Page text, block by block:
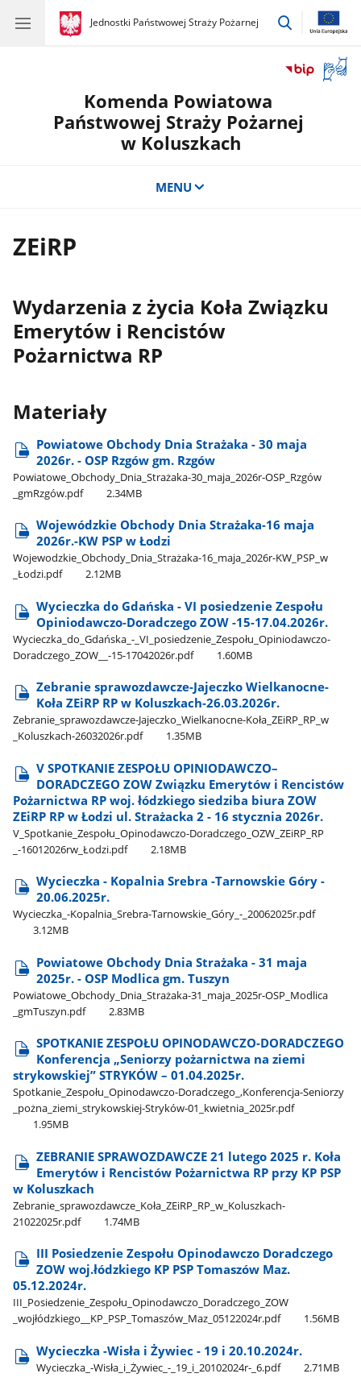
gov.pl
Jednostki Państwowej Straży Pożarnej
gov.pl
Jednostki
przejdź
okno
Komenda Powiatowa
Państwowej Straży Pożarnej
w Koluszkach
MENU
ZEiRP
Wydarzenia z życia Koła Związku
Emerytów i Rencistów
Pożarnictwa RP
Materiały
Powiatowe Obchody Dnia Strażaka - 30 maja
2026r. - OSP Rzgów gm. Rzgów
Powiatowe​_Obchody​_Dnia​_Strażaka-30​_maja​_2026r-OSP​_Rzgów​
_gmRzgów.pdf
2.34MB
Wojewódzkie Obchody Dnia Strażaka-16 maja
2026r.-KW PSP w Łodzi
Wojewodzkie​_Obchody​_Dnia​_Strażaka-16​_maja​_2026r-KW​_PSP​_w​
_Łodzi.pdf
2.12MB
Wycieczka do Gdańska - VI posiedzenie Zespołu
Opiniodawczo-Doradczego ZOW -15-17.04.2026r.
Wycieczka​_do​_Gdańska​_-​_VI​_posiedzenie​_Zespołu​_Opiniodawczo-
Doradczego​_ZOW​_​_-15-17042026r.pdf
1.60MB
Zebranie sprawozdawcze-Jajeczko Wielkanocne-
Koła ZEiRP RP w Koluszkach-26.03.2026r.
Zebranie​_sprawozdawcze-Jajeczko​_Wielkanocne-Koła​_ZEiRP​_RP​_w​
_Koluszkach-26032026r.pdf
1.35MB
V SPOTKANIE ZESPOŁU OPINIODAWCZO–
DORADCZEGO ZOW Związku Emerytów i Rencistów
Pożarnictwa RP woj. łódzkiego siedziba biura ZOW
ZEiRP RP w Łodzi ul. Strażacka 2 - 16 stycznia 2026r.
V​_Spotkanie​_Zespołu​_Opinodawczo-Doradczego​_OZW​_ZEiRP​_RP​
_-16012026rw​_Łodzi.pdf
2.18MB
Wycieczka - Kopalnia Srebra -Tarnowskie Góry -
20.06.2025r.
Wycieczka​_-Kopalnia​_Srebra-Tarnowskie​_Góry​_-​_20062025r.pdf
3.12MB
Powiatowe Obchody Dnia Strażaka - 31 maja
2025r. - OSP Modlica gm. Tuszyn
Powiatowe​_Obchody​_Dnia​_Strażaka-31​_maja​_2025r-OSP​_Modlica​
_gmTuszyn.pdf
2.83MB
SPOTKANIE ZESPOŁU OPINODAWCZO-DORADCZEGO
Konferencja „Seniorzy pożarnictwa na ziemi
strykowskiej” STRYKÓW – 01.04.2025r.
Spotkanie​_Zespołu​_Opinodawczo-Doradczego​_,Konferencja-Seniorzy​
_pożna​_ziemi​_strykowskiej-Stryków-01​_kwietnia​_2025r.pdf
1.95MB
ZEBRANIE SPRAWOZDAWCZE 21 lutego 2025 r. Koła
Emerytów i Rencistów Pożarnictwa RP przy KP PSP
w Koluszkach
Zebranie​_sprawozdawcze​_Koła​_ZEiRP​_RP​_w​_Koluszkach-
21022025r.pdf
1.74MB
III Posiedzenie Zespołu Opinodawczo Doradczego
ZOW woj.łódzkiego KP PSP Tomaszów Maz.
05.12.2024r.
III​_Posiedzenie​_Zespołu​_Opinodawczo​_Doradczego​_ZOW​
_wojłódzkiego​_​_KP​_PSP​_Tomaszów​_Maz​_05122024r.pdf
1.56MB
Wycieczka -Wisła i Żywiec - 19 i 20.10.2024r.
Wycieczka​_-Wisła​_i​_Żywiec​_-​_19​_i​_20102024r-​_6.pdf 2.71MB